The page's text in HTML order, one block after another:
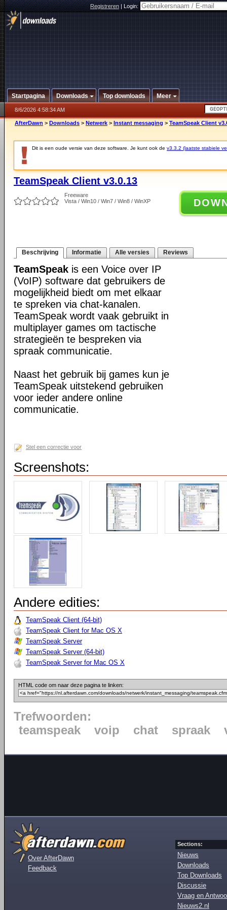
Registreren|Login:
Startpagina Downloads Top downloads Meer
8/6/2026 4:58:34 AM
AfterDawn > Downloads > Netwerk > Instant messaging > TeamSpeak Client
Dit is een oude versie van deze software. Je kunt ook de v3.3.2 (laatste stabiele
TeamSpeak Client v3.0.13
Freeware
Vista / Win10 / Win7 / Win8 / WinXP
Beschrijving Informatie Alle versies Reviews
TeamSpeak is een Voice over IP
(VoIP) software dat gebruikers de
mogelijkheid biedt om met elkaar
te spreken via chat-kanalen.
TeamSpeak wordt vaak gebruikt in
multiplayer games om tactische
strategieën te bespreken via
spraak communicatie.
Naast het gebruik bij games kun je
TeamSpeak uitstekend gebruiken
voor ieder andere online
communicatie.
Stel een correctie voor
Screenshots:
Andere edities:
TeamSpeak Client (64-bit)
TeamSpeak Client for Mac OS X
TeamSpeak Server
TeamSpeak Server (64-bit)
TeamSpeak Server for Mac OS X
HTML code om naar deze pagina te linken:
Trefwoorden:
teamspeak
voip chat spraak
Over AfterDawn
Feedback
Sections:
Nieuws
Downloads
Top Downloads
Discussie
Vraag en
Nieuws2.nl